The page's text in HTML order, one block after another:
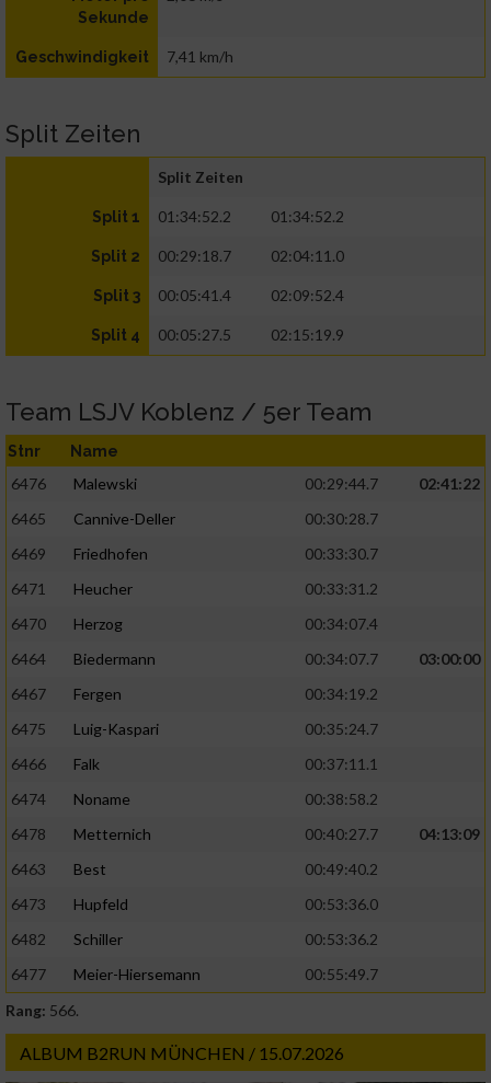
Sekunde
Geschwindigkeit 7,41 km/h
Split Zeiten
Split Zeiten
Split 1 01:34:52.2 01:34:52.2
Split 2 00:29:18.7 02:04:11.0
Split 3 00:05:41.4 02:09:52.4
Split 4 00:05:27.5 02:15:19.9
Team LSJV Koblenz / 5er Team
Stnr Name
6476 Malewski 00:29:44.7
02:41:22
6465
Cannive-Deller
00:30:28.7
6469
Friedhofen
00:33:30.7
6471
Heucher
00:33:31.2
6470
Herzog
00:34:07.4
6464
Biedermann 00:34:07.7
03:00:00
6467
Fergen
00:34:19.2
6475
Luig-Kaspari
00:35:24.7
6466
Falk
00:37:11.1
6474
Noname
00:38:58.2
6478
Metternich 00:40:27.7
04:13:09
6463
Best
00:49:40.2
6473
Hupfeld
00:53:36.0
6482
Schiller
00:53:36.2
6477
Meier-Hiersemann
00:55:49.7
Rang: 566.
ALBUM B2RUN MÜNCHEN / 15.07.2026